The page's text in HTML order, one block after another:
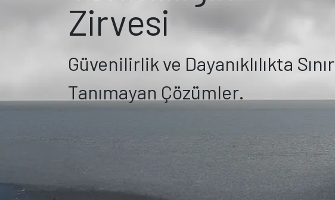
Zirvesi
Güvenilirlik ve Dayanıklılıkta Sınır
Tanımayan Çözümler.